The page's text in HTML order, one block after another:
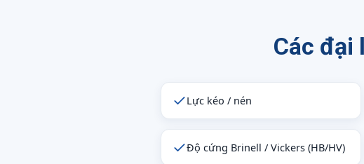
Các đại
Lực kéo / nén
Độ cứng Brinell / Vickers (HB/HV)